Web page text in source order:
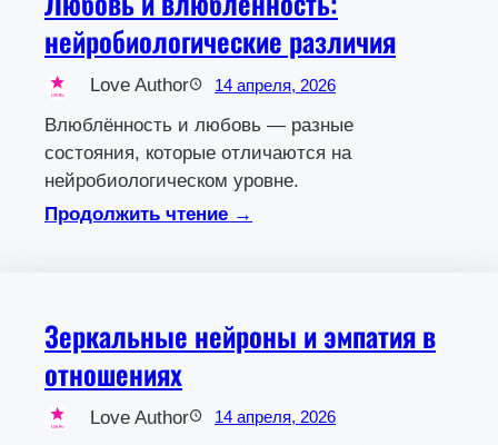
нейробиологические различия
Love Author 14 апреля, 2026
Влюблённость и любовь — разные
состояния, которые отличаются на
нейробиологическом уровне.
Продолжить чтение →
Зеркальные нейроны и эмпатия в
отношениях
Love Author 14 апреля, 2026